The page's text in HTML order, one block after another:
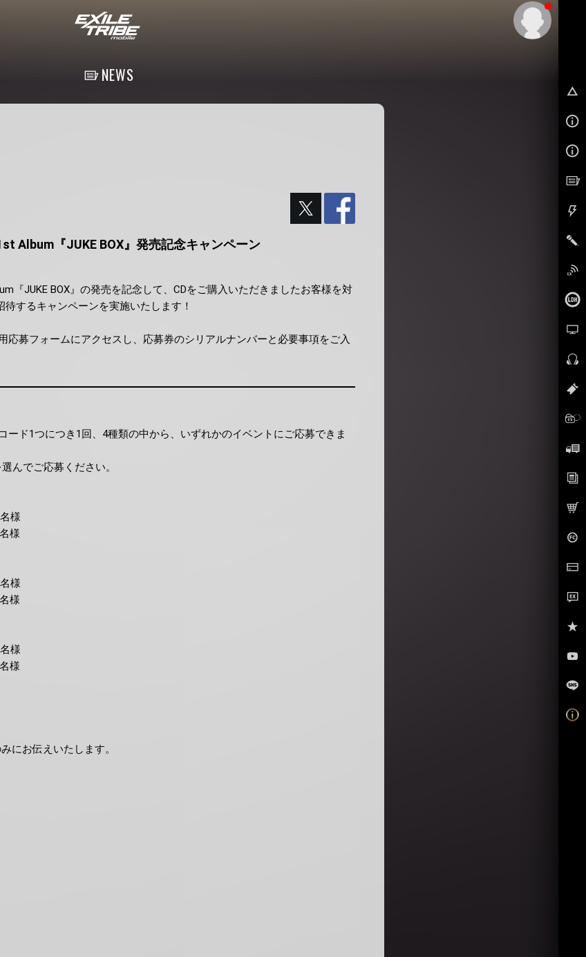
NEWS
Album『JUKE BOX』発売記念キャンペーン
『JUKE BOX』の発売を記念して、CDをご購入いただきましたお客様を対
するキャンペーンを実施いたします！
応募フォームにアクセスし、応募券のシリアルナンバーと必要事項をご入
ード1つにつき1回、4種類の中から、いずれかのイベントにご応募できま
んでご応募ください。
様
様
様
様
様
様
にお伝えいたします。